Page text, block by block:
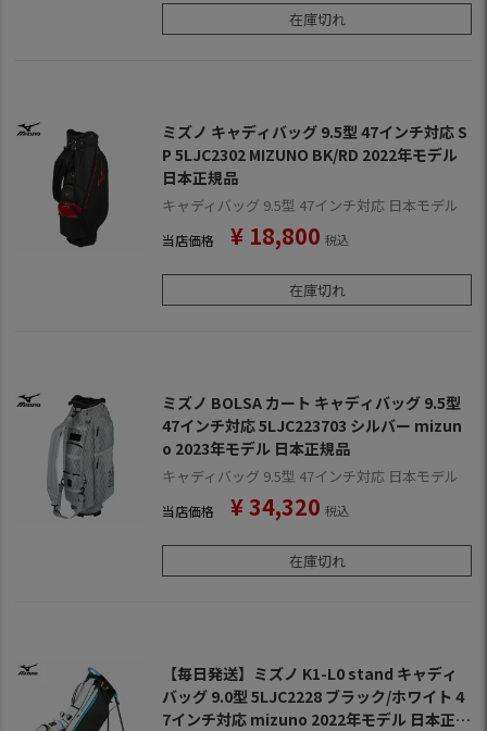
在庫切れ
ミズノ キャディバッグ 9.5型 47インチ対応 S
P 5LJC2302 MIZUNO BK/RD 2022年モデル
日本正規品
キャディバッグ 9.5型 47インチ対応 日本モデル
当店価格 ¥ 18,800 税込
在庫切れ
ミズノ BOLSA カート キャディバッグ 9.5型
47インチ対応 5LJC223703 シルバー mizun
o 2023年モデル 日本正規品
キャディバッグ 9.5型 47インチ対応 日本モデル
当店価格 ¥34,320 税込
在庫切れ
【毎日発送】ミズノ K1-L0 stand キャディ
バッグ 9.0型 5LJC2228 ブラック/ホワイト 4
7インチ対応 mizuno 2022年モデル 日本正規